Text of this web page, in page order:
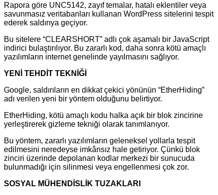
Rapora göre UNC5142, zayıf temalar, hatalı eklentiler veya
savunmasız veritabanları kullanan WordPress sitelerini tespit
ederek saldırıya geçiyor.
Bu sitelere “CLEARSHORT” adlı çok aşamalı bir JavaScript
indirici bulaştırılıyor. Bu zararlı kod, daha sonra kötü amaçlı
yazılımların internet genelinde yayılmasını sağlıyor.
YENİ TEHDİT TEKNİĞİ
Google, saldırıların en dikkat çekici yönünün “EtherHiding”
adı verilen yeni bir yöntem olduğunu belirtiyor.
EtherHiding, kötü amaçlı kodu halka açık bir blok zincirine
yerleştirerek gizleme tekniği olarak tanımlanıyor.
Bu yöntem, zararlı yazılımların geleneksel yollarla tespit
edilmesini neredeyse imkânsız hale getiriyor. Çünkü blok
zinciri üzerinde depolanan kodlar merkezi bir sunucuda
bulunmadığı için silinmesi veya engellenmesi çok zor.
SOSYAL MÜHENDİSLİK TUZAKLARI